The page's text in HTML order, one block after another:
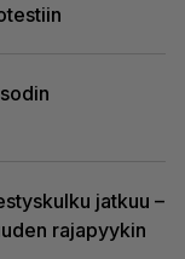
jatkuu –
rajapyykin